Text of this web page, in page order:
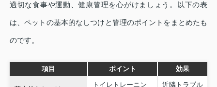
適切な食事や運動、健康管理を心がけましょう。以下の表
は、ペットの基本的なしつけと管理のポイントをまとめたも
のです。
項目 ポイント 効果
トイレトレーニン 近隣トラブル